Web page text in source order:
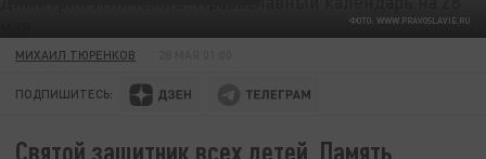
ФОТО: WWW.PRAVOSLAVIE.RU
МИХАИЛ ТЮРЕНКОВ
ПОДПИШИТЕСЬ:
Святой защитник всех детей. Память